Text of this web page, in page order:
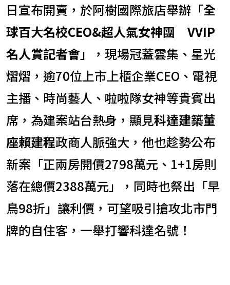
日宣布開賣，於阿樹國際旅店舉辦「全
球百大名校CEO&超人氣女神團 VVIP
名人賞記者會」，現場冠蓋雲集、星光
熠熠，逾70位上市上櫃企業CEO、電視
主播、時尚藝人、啦啦隊女神等貴賓出
席，為建案站台熱身，顯見科達建築董
座賴建程政商人脈強大，他也趁勢公布
新案「正兩房開價2798萬元、1+1房則
落在總價2388萬元」，同時也祭出「早
鳥98折」讓利價，可望吸引搶攻北市門
牌的自住客，一舉打響科達名號！